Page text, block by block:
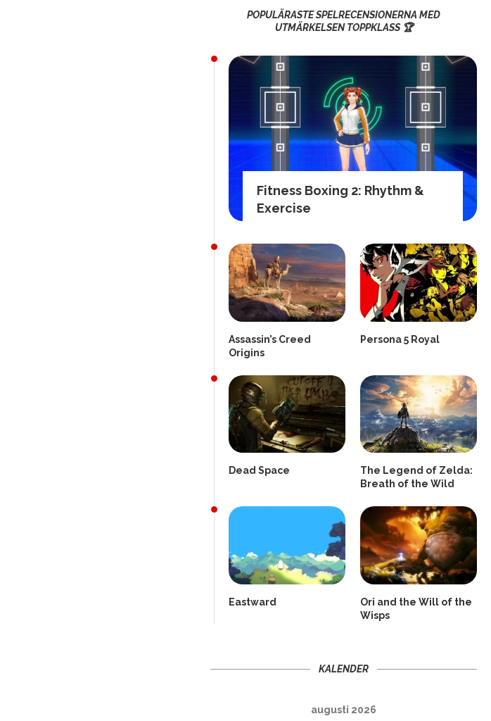
POPULÄRASTE SPELRECENSIONERNA MED
UTMÄRKELSEN TOPPKLASS 🏆
Fitness Boxing 2: Rhythm &
Exercise
Assassin’s Creed
Origins
Persona 5 Royal
Dead Space
The Legend of Zelda:
Breath of the Wild
Eastward
Ori and the Will of the
Wisps
KALENDER
augusti 2026